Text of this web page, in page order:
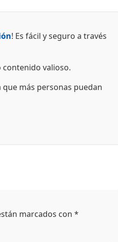
! Es fácil y seguro a través
valioso.
más personas puedan
marcados con*